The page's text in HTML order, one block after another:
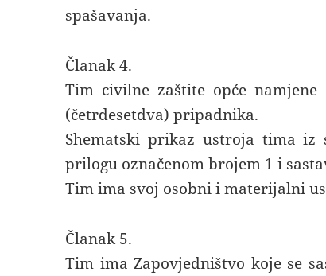
spašavanja.
Članak 4.
Tim civilne zaštite opće
(četrdesetdva) pripadnika.
Shematski prikaz ustroja tima iz
prilogu označenom brojem 1 i
Tim ima svoj osobni i materijalni
Članak 5.
Tim ima Zapovjedništvo koje se